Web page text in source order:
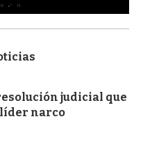
judicial que
narco